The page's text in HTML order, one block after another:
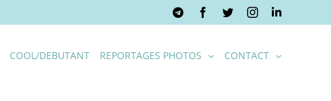
TelegramFacebook
TwitterInstagramLinkedIn
COOL/DEBUTANT REPORTAGES PHOTOS CONTACT